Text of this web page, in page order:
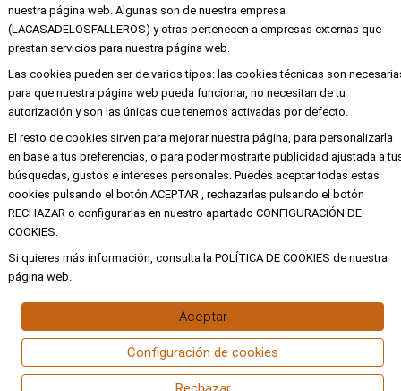
Mi cuenta
Aviso legal
Política de privacidad y cookies
Condiciones de compra
Copyright © AlbaTodos los derechos
reservados
nuestra página web. Algunas son de nuestra empresa
(LACASADELOSFALLEROS) y otras pertenecen a empresas externas que
prestan servicios para nuestra página web.
Las cookies pueden ser de varios tipos: las cookies técnicas son
para que nuestra página web pueda funcionar, no necesitan de tu
autorización y son las únicas que tenemos activadas por defecto.
El resto de cookies sirven para mejorar nuestra página, para personalizarla
en base a tus preferencias, o para poder mostrarte publicidad ajustada a
búsquedas, gustos e intereses personales. Puedes aceptar todas estas
cookies pulsando el botón ACEPTAR , rechazarlas pulsando el botón
RECHAZAR o configurarlas en nuestro apartado CONFIGURACIÓN DE
COOKIES.
Si quieres más información, consulta la POLÍTICA DE COOKIES de nuestra
página web.
Aceptar
Configuración de cookies